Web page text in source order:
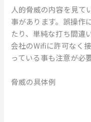
人的脅威の内容を見て
事があります。誤操作
たり、単純な打ち間違
会社のWifiに許可なく
っている事も注意が必
脅威の具体例